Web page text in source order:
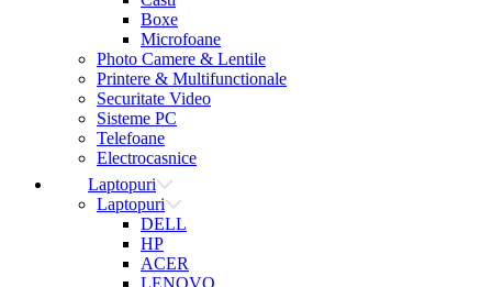
Boxe
Microfoane
Photo Camere & Lentile
Printere & Multifunctionale
Securitate Video
Sisteme PC
Telefoane
Electrocasnice
Laptopuri
Laptopuri
DELL
HP
ACER
LENOVO